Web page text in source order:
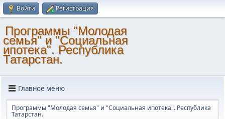
Войти Регистрация
Программы "Молодая
семья" и "Социальная
ипотека". Республика
Татарстан.
Главное меню
Программы "Молодая семья" и "Социальная ипотека". Республика
Татарстан.